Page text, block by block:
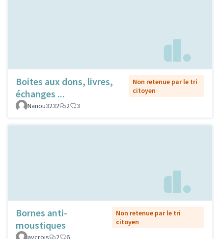
Boites aux dons, livres,
échanges ...
Non retenue par le tri
citoyen
Nanou3232
2 3
Bornes anti-
moustiques
Non retenue par le tri
citoyen